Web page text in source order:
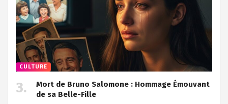
CULTURE
Mort de Bruno Salomone : Hommage Émouvant
de sa Belle-Fille